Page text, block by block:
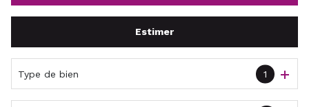
Du neuf
De l'immo pro
Estimer
Type de bien 1